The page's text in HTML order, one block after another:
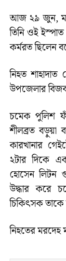
আজ ২৯ জুন,
তিনি ওই
কর্মরত ছিলেন
নিহত
উপজেলার
চমেক পুলিশ
শীলব্রত বড়ুয়া
কারখানার
২টার দিকে
হোসেন লিটন
উদ্ধার করে
চিকিৎসক
নিহতের মরদেহ